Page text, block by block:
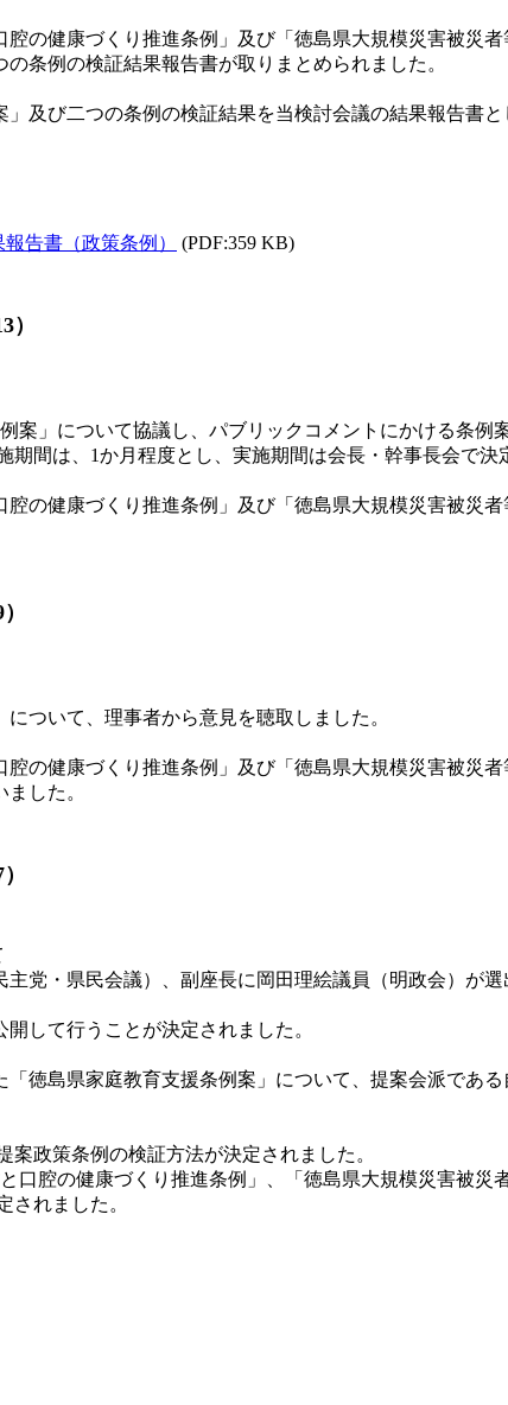
腔の健康づくり推進条例」及び「徳島県大規模災害被災
条例の検証結果報告書が取りまとめられました。
」及び二つの条例の検証結果を当検討会議の結果報告書
告書（政策条例） (PDF:359 KB)
案」について協議し、パブリックコメントにかける条例
期間は、1か月程度とし、実施期間は会長・幹事長会で決
腔の健康づくり推進条例」及び「徳島県大規模災害被災
について、理事者から意見を聴取しました。
腔の健康づくり推進条例」及び「徳島県大規模災害被災
した。
党・県民会議）、副座長に岡田理絵議員（明政会）が選
して行うことが決定されました。
「徳島県家庭教育支援条例案」について、提案会派であ
案政策条例の検証方法が決定されました。
されました。